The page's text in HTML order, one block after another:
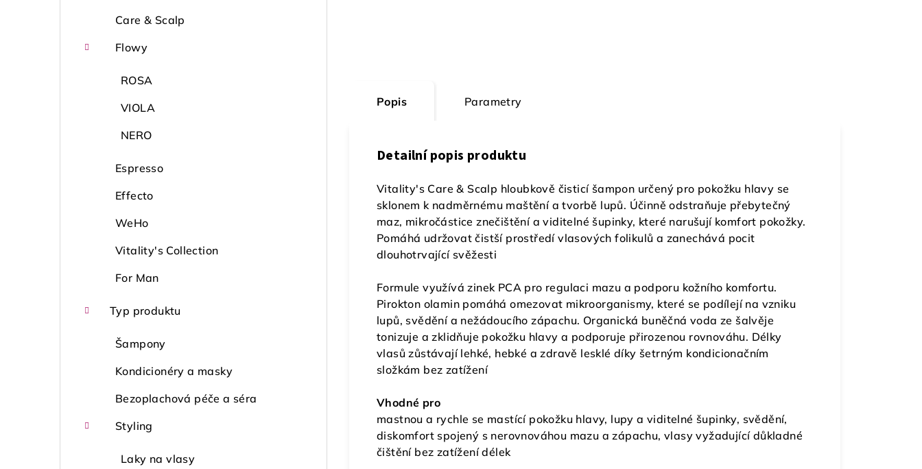
Care & Scalp
Flowy
ROSA
VIOLA
NERO
Espresso
Effecto
WeHo
Vitality's Collection
For Man
Typ produktu
Šampony
Kondicionéry a masky
Bezoplachová péče a séra
Styling
Laky na vlasy
Popis Parametry
Detailní popis produktu
Vitality's Care & Scalp hloubkově čisticí šampon určený pro pokožku hlavy se
sklonem k nadměrnému maštění a tvorbě lupů. Účinně odstraňuje přebytečný
maz, mikročástice znečištění a viditelné šupinky, které narušují komfort pokožky.
Pomáhá udržovat čistší prostředí vlasových folikulů a zanechává pocit
dlouhotrvající svěžesti
Formule využívá zinek PCA pro regulaci mazu a podporu kožního komfortu.
Pirokton olamin pomáhá omezovat mikroorganismy, které se podílejí na vzniku
lupů, svědění a nežádoucího zápachu. Organická buněčná voda ze šalvěje
tonizuje a zklidňuje pokožku hlavy a podporuje přirozenou rovnováhu. Délky
vlasů zůstávají lehké, hebké a zdravě lesklé díky šetrným kondicionačním
složkám bez zatížení
Vhodné pro
mastnou a rychle se mastící pokožku hlavy, lupy a viditelné šupinky, svědění,
diskomfort spojený s nerovnováhou mazu a zápachu, vlasy vyžadující důkladné
čištění bez zatížení délek